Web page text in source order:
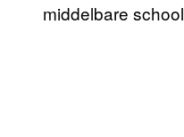
middelbare